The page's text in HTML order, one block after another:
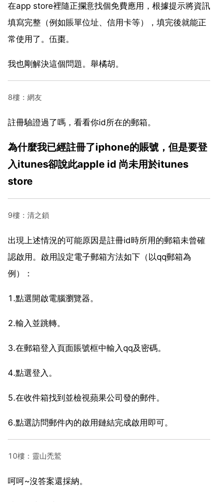
在app store裡隨正攔意找個免費應用，根據提示將資訊
填寫完整（例如賬單位址、信用卡等），填完後就能正
常使用了。伍棗。
我也剛解決這個問題。舉橘胡。
8樓：網友
註冊驗證過了嗎，看看你id所在的郵箱。
為什麼我已經註冊了iphone的賬號，但是要登
入itunes卻說此apple id 尚未用於itunes
store
9樓：清之鎖
出現上述情況的可能原因是註冊id時所用的郵箱未曾確
認啟用。啟用設定電子郵箱方法如下（以qq郵箱為
例）：
1.點選開啟電腦瀏覽器。
2.輸入並跳轉。
3.在郵箱登入頁面賬號框中輸入qq及密碼。
4.點選登入。
5.在收件箱找到並檢視蘋果公司發的郵件。
6.點選訪問郵件內的啟用鏈結完成啟用即可。
10樓：靈山禿鷲
呵呵~沒答案還採納。